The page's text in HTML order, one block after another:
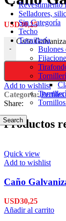
Revestimiento
Selladores,
Sin Categoría
Techo
Tornillería
Bulones
Tornillos
Search
USD30,25
-
Caño
Add to wishlist
Categoría: Perfiles
Share:
Productos
Quick view
Add to wishlist
Caño
USD30,25
Añadir al carrito